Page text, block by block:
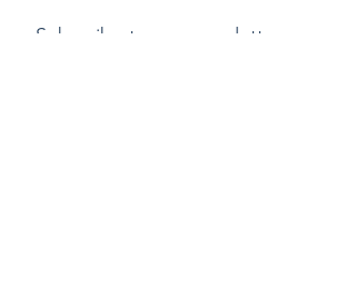
Subscribe to our newsletter